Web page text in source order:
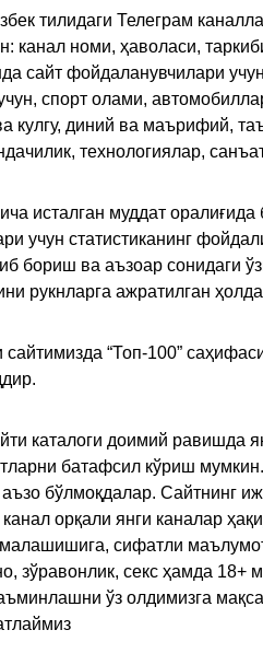
тилидаги Телеграм
канал номи, ҳаволаси,
сайт фойдаланувчилари
спорт олами,
кулгу, диний ва маърифий,
технологиялар,
исталган муддат
учун статистиканинг
бориш ва аъзоар сонидаги
рукнларга ажратилган
“Топ-100”
каталоги доимий равишда
батафсил кўриш
бўлмоқдалар. Сайтнинг
орқали янги каналар
сифатли
зўравонлик, секс ҳамда
ўз олдимизга